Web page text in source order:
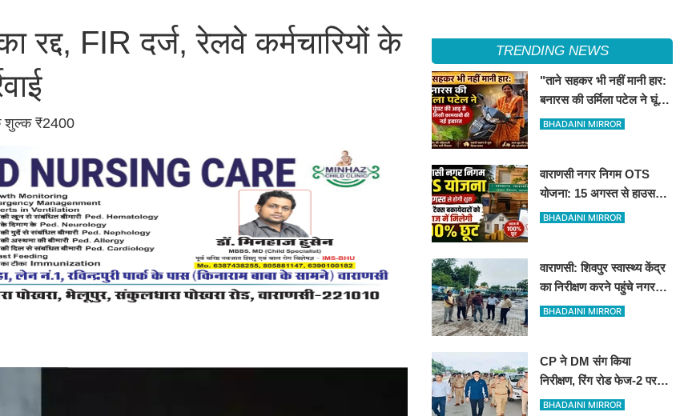
रद्द, FIR दर्ज, रेलवे कर्मचारियों के
शुल्क ₹2400
TRENDING NEWS
"ताने सहकर भी नहीं मानी हार:
बनारस की उर्मिला पटेल ने घूंघट
की आड़ से लिखी कामयाबी की
BHADAINI MIRROR
वाराणसी नगर निगम OTS
योजना: 15 अगस्त से हाउस
टैक्स बकायेदारों को ब्याज में
BHADAINI MIRROR
वाराणसी: शिवपुर स्वास्थ्य केंद्र
का निरीक्षण करने पहुंचे नगर
आयुक्त
BHADAINI MIRROR
CP ने DM संग किया
निरीक्षण, रिंग रोड फेज-2 पर
एक लेन कांवड़ियों के लिए
BHADAINI MIRROR